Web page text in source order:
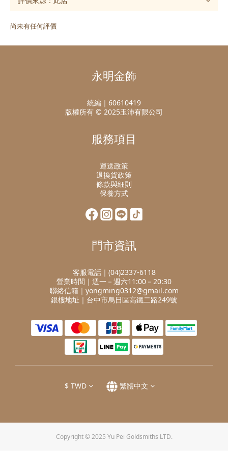
尚未有任何評價
永明金飾
統編｜60610419
版權所有 © 2025玉沛有限公司
服務項目
運送政策
退換貨政策
條款與細則
保養方式
門市資訊
客服電話｜(04)2337-6118
營業時間｜週一－週六11:00－20:30
聯絡信箱｜yongming0312@gmail.com
銀樓地址｜台中市烏日區高鐵二路249號
$ TWD 繁體中文
Copyright © 2025 Yu Pei Goldsmiths LTD.